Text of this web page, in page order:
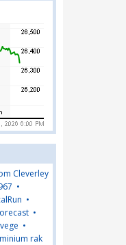
Cleverley
•
•
•
•
rak